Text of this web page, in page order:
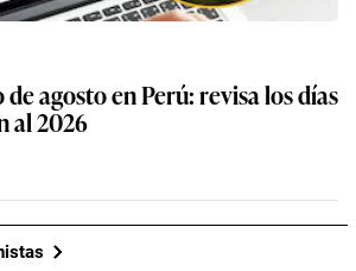
agosto en Perú: revisa los días
al 2026